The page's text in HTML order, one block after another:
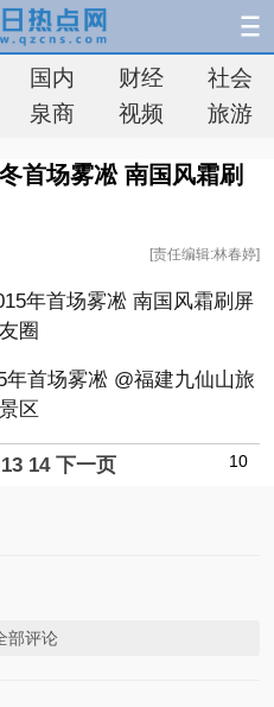
国内 财经
社会
泉商 视频 旅游
首场雾凇 南国风霜刷
[责任编辑:林春婷]
首场雾凇 @福建九仙山旅
区
10
13 14 下一页
部评论